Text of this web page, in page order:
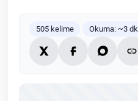
505 kelime Okuma: ~3 dk